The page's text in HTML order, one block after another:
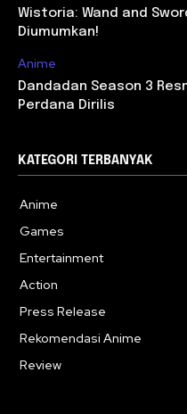
Wistoria: Wand and
Diumumkan!
Anime
Dandadan Season 3
Perdana Dirilis
KATEGORI TERBANYAK
Anime
Games
Entertainment
Action
Press Release
Rekomendasi Anime
Review